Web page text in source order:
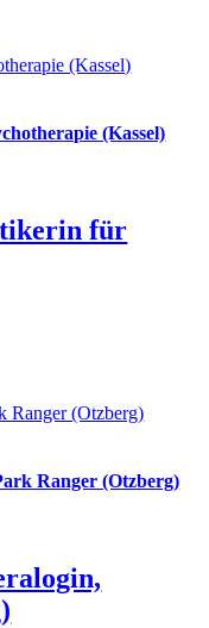
(Kassel)
(Kassel)
für
Ranger (Otzberg)
Ranger (Otzberg)